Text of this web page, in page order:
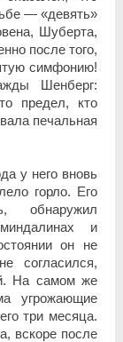
— «девять»
Шуберта,
после того,
симфонию!
Шенберг:
предел, кто
печальная
у него вновь
горло. Его
обнаружил
и
он не
согласился,
На самом же
угрожающие
три месяца.
вскоре после